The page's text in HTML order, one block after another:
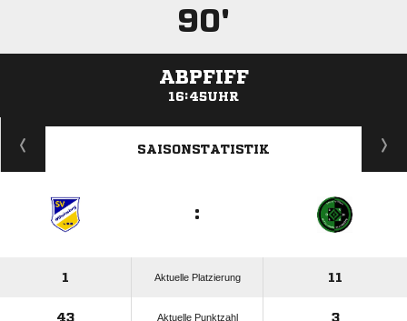
90'
ABPFIFF
16:45UHR
ANZEIGE
SAISONSTATISTIK
:
1 Aktuelle Platzierung 11
43 Aktuelle Punktzahl 3